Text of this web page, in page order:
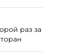
раз за